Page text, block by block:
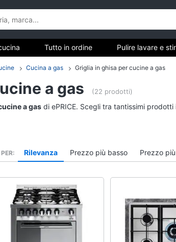
elettrico
tutti
Pattumiera
Vedi tutti
bagno
Tutto in ordine Pulire lavare e
Cucina a gas Griglia in ghisa per cucine a gas
a gas (22 prodotti)
a gas di ePRICE. Scegli tra tantissimi
Rilevanza Prezzo più basso Prezzo